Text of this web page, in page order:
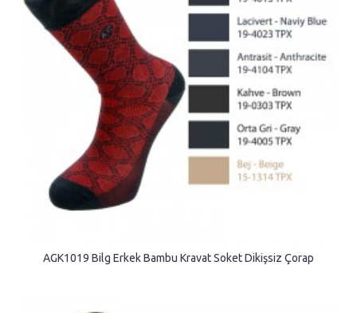
AGK1019 Bilg Erkek Bambu Kravat Soket Dikişsiz Çorap